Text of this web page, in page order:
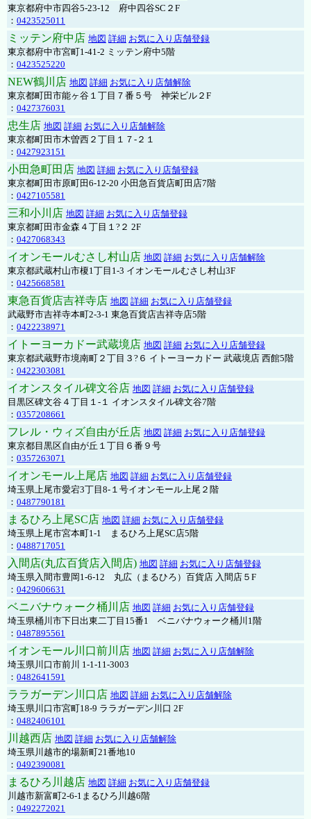
東京都府中市四谷5-23-12 府中四谷SC２F
： 0423525011
ミッテン府中店 地図 詳細 お気に入り店舗登録
東京都府中市宮町1-41-2 ミッテン府中5階
： 0423525220
NEW鶴川店 地図 詳細 お気に入り店舗解除
東京都町田市能ヶ谷１丁目７番５号 神栄ビル２F
： 0427376031
忠生店 地図 詳細 お気に入り店舗解除
東京都町田市木曽西２丁目１７-２１
： 0427923151
小田急町田店 地図 詳細 お気に入り店舗登録
東京都町田市原町田6-12-20 小田急百貨店町田店7階
： 0427105581
三和小川店 地図 詳細 お気に入り店舗登録
東京都町田市金森４丁目１?２ 2F
： 0427068343
イオンモールむさし村山店 地図 詳細 お気に入り店舗解除
東京都武蔵村山市榎1丁目1-3 イオンモールむさし村山3F
： 0425668581
東急百貨店吉祥寺店 地図 詳細 お気に入り店舗登録
武蔵野市吉祥寺本町2-3-1 東急百貨店吉祥寺店5階
： 0422238971
イトーヨーカドー武蔵境店 地図 詳細 お気に入り店舗登録
東京都武蔵野市境南町２丁目３?６ イトーヨーカドー 武蔵境店 西館5階
： 0422303081
イオンスタイル碑文谷店 地図 詳細 お気に入り店舗登録
目黒区碑文谷４丁目１-１ イオンスタイル碑文谷7階
： 0357208661
フレル・ウィズ自由が丘店 地図 詳細 お気に入り店舗登録
東京都目黒区自由が丘１丁目６番９号
： 0357263071
イオンモール上尾店 地図 詳細 お気に入り店舗登録
埼玉県上尾市愛宕3丁目8-１号イオンモール上尾２階
： 0487790181
まるひろ上尾SC店 地図 詳細 お気に入り店舗登録
埼玉県上尾市宮本町1-1 まるひろ上尾SC店5階
： 0488717051
入間店(丸広百貨店入間店) 地図 詳細 お気に入り店舗登録
埼玉県入間市豊岡1-6-12 丸広（まるひろ）百貨店 入間店５F
： 0429606631
ベニバナウォーク桶川店 地図 詳細 お気に入り店舗登録
埼玉県桶川市下日出東二丁目15番1 ベニバナウォーク桶川1階
： 0487895561
イオンモール川口前川店 地図 詳細 お気に入り店舗解除
埼玉県川口市前川 1-1-11-3003
： 0482641591
ララガーデン川口店 地図 詳細 お気に入り店舗解除
埼玉県川口市宮町18-9 ララガーデン川口 2F
： 0482406101
川越西店 地図 詳細 お気に入り店舗解除
埼玉県川越市的場新町21番地10
： 0492390081
まるひろ川越店 地図 詳細 お気に入り店舗登録
川越市新富町2-6-1まるひろ川越6階
： 0492272021